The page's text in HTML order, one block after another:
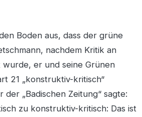
Boden aus, dass der grüne
nachdem Kritik an
er und seine Grünen
21 „konstruktiv-kritisch“
„Badischen Zeitung“ sagte:
zu konstruktiv-kritisch: Das ist